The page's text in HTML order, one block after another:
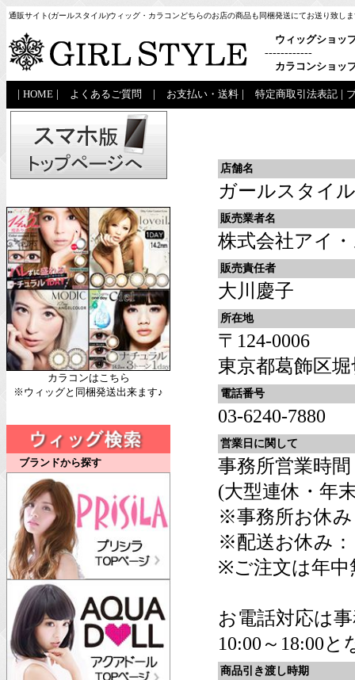
通販サイト(ガールスタイル)ウィッグ・カラコンどちらのお店の商品も同梱発送にてお送り致し
ウィッグショッ
------------
カラコンショッ
HOME よくあるご質問 お支払い・送料 特定商取引法表記
カラコンはこちら
※ウィッグと同梱発送出来ます♪
ブランドから探す
店舗名
ガールスタイル
販売業者名
株式会社アイ
販売責任者
大川慶子
所在地
〒124-0006
東京都葛飾区堀
電話番号
03-6240-7880
営業日に関して
事務所営業時間
(大型連休・年
※事務所お休
※配送お休み：
※ご注文は年中
お電話対応は
10:00～18:00と
商品引き渡し時期